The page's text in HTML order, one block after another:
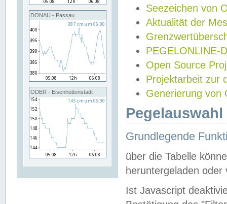
DONAU - Passau
ODER - Eisenhüttenstadt
Seezeichen von
Aktualität der
PEGELONLINE-
Open Source
Projektarbeit zur
Generierung von
Grundlegende
über die Tabelle
heruntergeladen oder
Ist Javascript